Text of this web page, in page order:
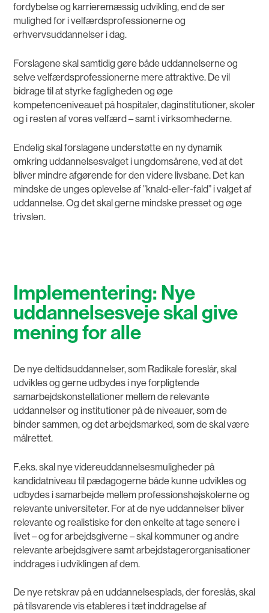
fordybelse og karrieremæssig udvikling, end de ser
mulighed for i velfærdsprofessionerne og
erhvervsuddannelser i dag.
Forslagene skal samtidig gøre både uddannelserne og
selve velfærdsprofessionerne mere attraktive. De vil
bidrage til at styrke fagligheden og øge
kompetenceniveauet på hospitaler, daginstitutioner, skoler
og i resten af vores velfærd – samt i virksomhederne.
Endelig skal forslagene understøtte en ny dynamik
omkring uddannelsesvalget i ungdomsårene, ved at det
bliver mindre afgørende for den videre livsbane. Det kan
mindske de unges oplevelse af ”knald-eller-fald” i valget af
uddannelse. Og det skal gerne mindske presset og øge
trivslen.
Implementering: Nye
uddannelsesveje skal give
mening for alle
De nye deltidsuddannelser, som Radikale foreslår, skal
udvikles og gerne udbydes i nye forpligtende
samarbejdskonstellationer mellem de relevante
uddannelser og institutioner på de niveauer, som de
binder sammen, og det arbejdsmarked, som de skal være
målrettet.
F.eks. skal nye videreuddannelsesmuligheder på
kandidatniveau til pædagogerne både kunne udvikles og
udbydes i samarbejde mellem professionshøjskolerne og
relevante universiteter. For at de nye uddannelser bliver
relevante og realistiske for den enkelte at tage senere i
livet – og for arbejdsgiverne – skal kommuner og andre
relevante arbejdsgivere samt arbejdstagerorganisationer
inddrages i udviklingen af dem.
De nye retskrav på en uddannelsesplads, der foreslås, skal
på tilsvarende vis etableres i tæt inddragelse af